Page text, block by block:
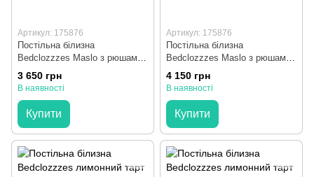
Артикул: 175876
Постільна білизна
Bedclozzzes Maslo з рюшами
євро
3 650 грн
В наявності
Купити
Артикул: 175876
Постільна білизна
Bedclozzzes Maslo з рюшами
сімейний
4 150 грн
В наявності
Купити